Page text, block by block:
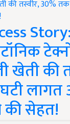
खेती की
लागत
की सेहत!